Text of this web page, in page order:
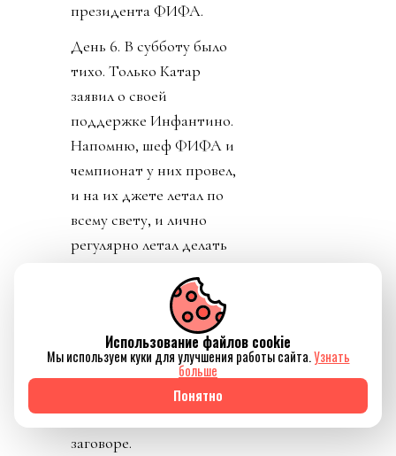
президента ФИФА.
День 6. В субботу было
тихо. Только Катар
заявил о своей
поддержке Инфантино.
Напомню, шеф ФИФА и
чемпионат у них провел,
и на их джете летал по
всему свету, и лично
регулярно летал делать
УЕФА пригрозило
разбирательством и
потребовала сохранять
все вещественные улики
и информацию о
заговоре.
Использование файлов cookie
Мы используем куки для улучшения работы сайта.Узнать
больше
Понятно